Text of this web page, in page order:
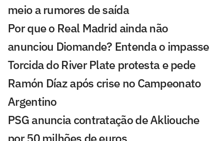
meio a rumores de saída
Por que o Real Madrid ainda não
anunciou Diomande? Entenda o impasse
Torcida do River Plate protesta e pede
Ramón Díaz após crise no Campeonato
Argentino
PSG anuncia contratação de Akliouche